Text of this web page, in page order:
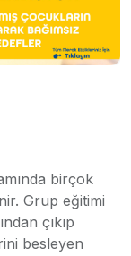
birçok
Grup eğitimi
çıkıp
besleyen